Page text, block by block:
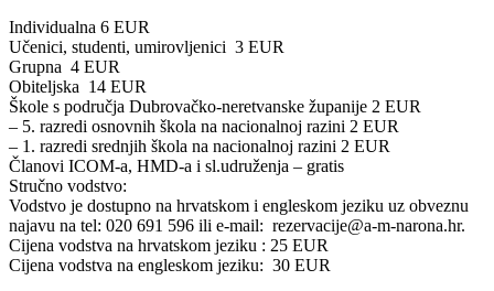
Individualna 6 EUR
Učenici, studenti, umirovljenici 3 EUR
Grupna 4 EUR
Obiteljska 14 EUR
Škole s područja Dubrovačko-neretvanske županije 2 EUR
– 5. razredi osnovnih škola na nacionalnoj razini 2 EUR
– 1. razredi srednjih škola na nacionalnoj razini 2 EUR
Članovi ICOM-a, HMD-a i sl.udruženja – gratis
Stručno vodstvo:
Vodstvo je dostupno na hrvatskom i engleskom jeziku uz obveznu
najavu na tel: 020 691 596 ili e-mail: rezervacije@a-m-narona.hr.
Cijena vodstva na hrvatskom jeziku : 25 EUR
Cijena vodstva na engleskom jeziku: 30 EUR